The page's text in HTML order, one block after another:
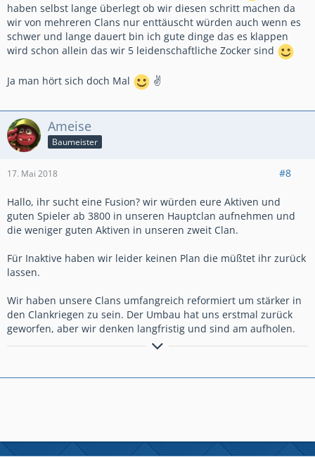
haben selbst lange überlegt ob wir diesen schritt machen da
wir von mehreren Clans nur enttäuscht würden auch wenn es
schwer und lange dauert bin ich gute dinge das es klappen
wird schon allein das wir 5 leidenschaftliche Zocker sind
Ja man hört sich doch Mal ✌
Ameise
Baumeister
17. Mai 2018 #8
Hallo, ihr sucht eine Fusion? wir würden eure Aktiven und
guten Spieler ab 3800 in unseren Hauptclan aufnehmen und
die weniger guten Aktiven in unseren zweit Clan.
Für Inaktive haben wir leider keinen Plan die müßtet ihr zurück
lassen.
Wir haben unsere Clans umfangreich reformiert um stärker in
den Clankriegen zu sein. Der Umbau hat uns erstmal zurück
geworfen, aber wir denken langfristig und sind am aufholen.
...........
.... ..
....(ab 2000 Trophäen)......................................................(ab 3800 Trophäen)